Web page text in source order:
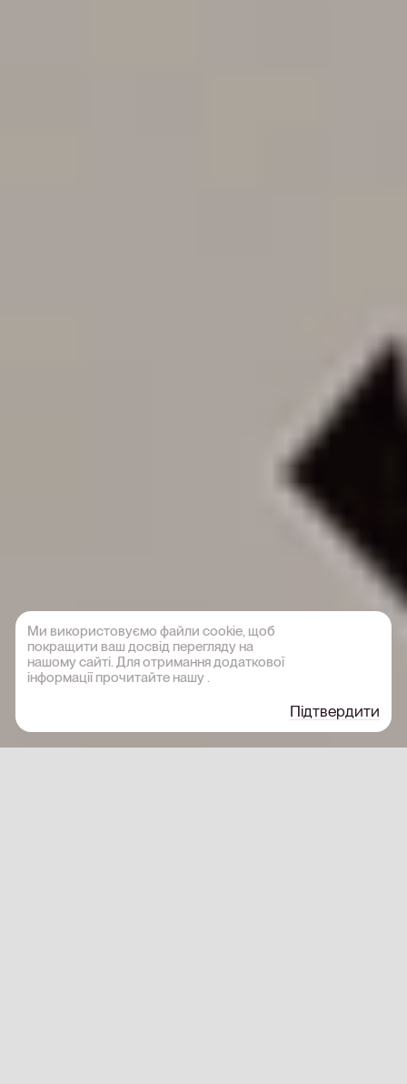
Ми використовуємо файли cookie, щоб
покращити ваш досвід перегляду на
нашому сайті. Для отримання додаткової
інформації прочитайте нашу.
Підтвердити